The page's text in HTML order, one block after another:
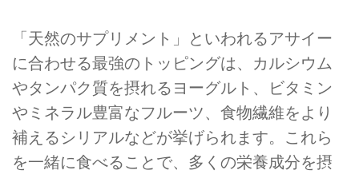
「天然のサプリメント」といわれるアサイー
に合わせる最強のトッピングは、カルシウム
やタンパク質を摂れるヨーグルト、ビタミン
やミネラル豊富なフルーツ、食物繊維をより
補えるシリアルなどが挙げられます。これら
を一緒に食べることで、多くの栄養成分を摂